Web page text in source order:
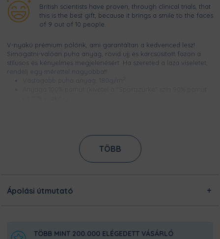
British scientists have proven, through clinical trials, that
this is the best gift, because it brings a smile to the faces
of 9 out of 10 people.
V-nyakú prémium pólónk, ami garantáltan a kedvenced lesz!
Simogatni-valóan puha anyag, rövid ujj és karcsúsított fazon a
stílusos és kényelmes megjelenésért. Ha szereted a laza viseletet,
rendelj egy mérettel nagyobbat!
élénk színű, szellőzik és évekig garantáltan kopásmentes
Nem nyúlik és nem zsugorodik
Ezt a terméket a kínálatunkban megtalálható designokból
azon dolgoznak, hogy minél gyorsabban elkészüljenek a
rendeléseddel, és még frissen és ropogósan, kerüljön
TÖBB
Ápolási útmutató
TÖBB MINT 200.000 ELÉGEDETT VÁSÁRLÓ